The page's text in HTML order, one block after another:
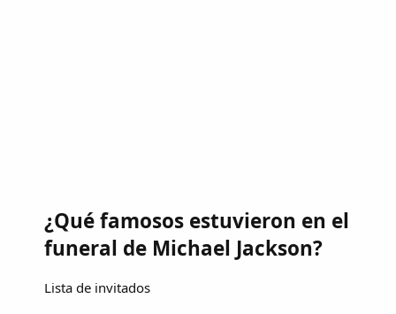
¿Qué famosos estuvieron en el
funeral de Michael Jackson?
Lista de invitados